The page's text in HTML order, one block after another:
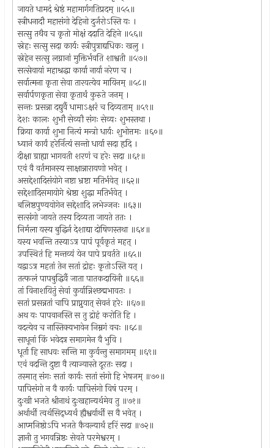
जायते धामदं श्रेष्ठं महामार्गगतिप्रदम् ॥५५॥
स्त्रीधनादौ महासंगो देहिनो दुर्जरोऽस्ति यः ।
सत्सु तथैव च कृतो मोक्षं ददाति देहिने ॥५६॥
स्नेहः सत्सु सदा कार्यः स्त्रीपुत्राद्यधिकः खलु ।
स्नेहेन सत्सु लग्नानां मुक्तिर्भवति शाश्वती ॥५७॥
सत्सेवायां महाश्रद्धा कार्या नार्या नरेण च ।
सर्वात्मना कृता सेवा तारयत्येव मायिनम् ॥५८॥
सर्वार्पणकृता सेवा कृतार्थं कुरुते जनम् ।
सन्तः प्रसन्ना दद्युर्वै धामाऽक्षरं च दिव्यताम् ॥५९॥
देशः कालः शुभौ सेव्यौ संगः सेव्यः शुभस्तथा ।
क्रिया कार्या शुभा नित्यं मन्त्रो धार्यः शुभोत्तमः ॥६०॥
ध्यानं कार्यं हरेर्नित्यं सन्तो धार्या सदा हृदि ।
दीक्षा ग्राह्या भागवती शरणं च हरेः सदा ॥६१॥
एवं वै वर्तमानस्य साक्षान्नारायणो भवेत् ।
असद्देशादिसंयोगे नष्टा भ्रष्टा मतिर्भवेत् ॥६२॥
सद्देशादिसमायोगे श्रेष्ठा शुद्धा मतिर्भवेत् ।
बलिष्ठपुण्ययोगेन सद्देशादि लभेज्जनः ॥६३॥
सत्संगो जायते तस्य दिव्यता जायते ततः ।
निर्मला यस्य बुद्धिर्न देशाद्या दोषिणस्तथा ॥६४॥
यस्य भवन्ति तस्याऽत्र पापं पूर्वकृतं महत् ।
उपस्थितं हि मन्तव्यं येन पापे प्रवर्तते ॥६५॥
यद्वाऽत्र महतां तेन सतां द्रोहः कृतोऽस्ति यत् ।
तत्फलं पापबुद्धिर्वै जाता पातकदायिनी ॥६६॥
तां विनाशयितुं सेवां कुर्यान्निश्छद्मभावतः ।
सतां प्रसन्नतां चापि प्राप्नुयात् सेवनं हरेः ॥६७॥
अथ यः पापवानस्ति स तु द्रोहं करोति हि ।
वदत्येव च नास्तिक्यभावेन निम्नगं वचः ॥६८॥
साधूनां किं भवेदत्र समागमेन वै भुवि ।
धूर्ता हि साधवः सन्ति मा कुर्वन्तु समागमम् ॥६९॥
एवं वदन्ति दुष्टा वै त्याज्यास्ते दूरतः सदा ।
तस्मात् संगः सतां कार्यः सतां संगो हि भेषजम् ॥७०॥
पापिसंगो न वै कार्यः पापिसंगो विषं परम् ।
दुःखी भजते श्रीनाथं दुःखहान्यर्थमेव तु ॥७१॥
अर्थार्थी त्वर्थसिद्ध्यर्थं ह्यैश्वर्यार्थी स वै भवेत् ।
आप्मनिष्ठोऽपि भजते कैवल्यार्थं हरिं सदा ॥७२॥
ज्ञानी तु भगवन्निष्ठः सेवते परमेश्वरम् ।